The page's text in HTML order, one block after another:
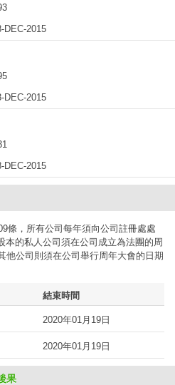
DEC-2015
DEC-2015
DEC-2015
條，所有公司每年須向公司註冊處處
本的私人公司須在公司成立為法團的周
他公司則須在公司舉行周年大會的日期
結束時間
2020年01月19日
2020年01月19日
果